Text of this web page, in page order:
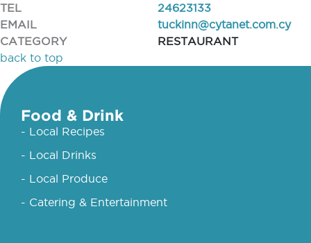
TEL
24623133
EMAIL
tuckinn@cytanet.com.cy
CATEGORY
RESTAURANT
back to top
Food & Drink
- Local Recipes
- Local Drinks
- Local Produce
- Catering & Entertainment